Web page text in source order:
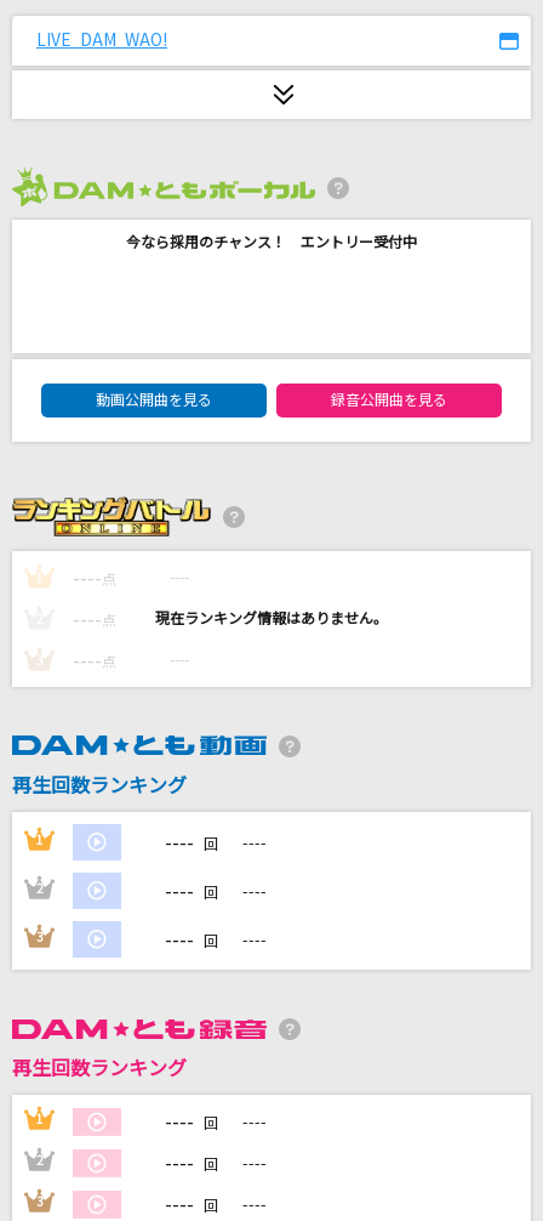
Ubiquitous dB
[生音]青春コンプレックス
[生音]恋の季節
続ケタ…
ナギイチ
NMB48
DAMの新曲・ランキングなど
カラオケ最新情報をチェック！
カラオケをもっと楽しもう！
LIVE DAM WAO!
今なら採用のチャンス！ エントリー受付中
DAM★ともボーカルエントリーランキング
動画公開曲を見る
録音公開曲を見る
1 ---- 点 ----
---- 点 ----
3 ---- 点 ----
再生回数ランキング
1 ---- 回 ----
2 ---- 回 ----
3 ---- 回 ----
再生回数ランキング
1 ---- 回 ----
2 ---- 回 ----
3 ---- 回 ----